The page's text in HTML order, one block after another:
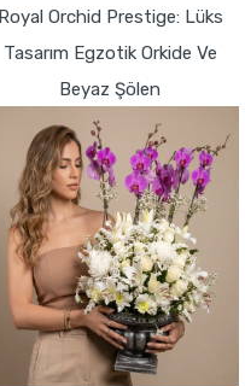
Royal Orchid Prestige: Lüks
Tasarım Egzotik Orkide Ve
Beyaz Şölen